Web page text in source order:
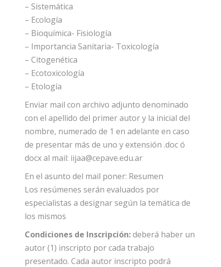
– Sistemática
– Ecología
– Bioquímica- Fisiología
– Importancia Sanitaria- Toxicología
– Citogenética
– Ecotoxicología
– Etología
Enviar mail con archivo adjunto denominado
con el apellido del primer autor y la inicial del
nombre, numerado de 1 en adelante en caso
de presentar más de uno y extensión .doc ó
docx al mail: iijaa@cepave.edu.ar
En el asunto del mail poner: Resumen
Los resúmenes serán evaluados por
especialistas a designar según la temática de
los mismos
Condiciones de Inscripción:deberá haber un
autor (1) inscripto por cada trabajo
presentado. Cada autor inscripto podrá